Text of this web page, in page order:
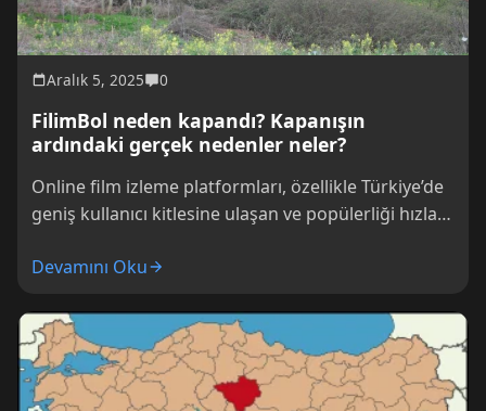
Aralık 5, 2025 0
FilimBol neden kapandı? Kapanışın
ardındaki gerçek nedenler neler?
Online film izleme platformları, özellikle Türkiye’de
geniş kullanıcı kitlesine ulaşan ve popülerliği hızla
Devamını Oku